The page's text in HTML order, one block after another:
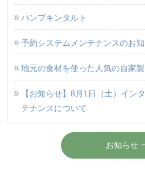
パンプキンタルト
予約システムメンテナンスのお
地元の食材を使った人気の自家
【お知らせ】8月1日（土）イン
テナンスについて
お知らせ